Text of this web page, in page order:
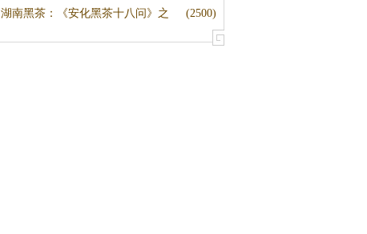
(2500)
湖南黑茶：《安化黑茶十八问》之